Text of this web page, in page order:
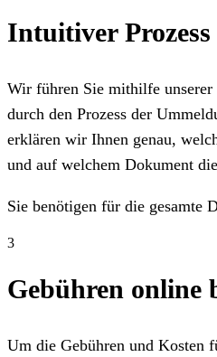
Intuitiver Prozess
Wir führen Sie mithilfe
durch den Prozess der
erklären wir Ihnen genau,
und auf welchem Dokument
Sie benötigen für die gesamte
3
Gebühren online
Um die Gebühren und Kosten